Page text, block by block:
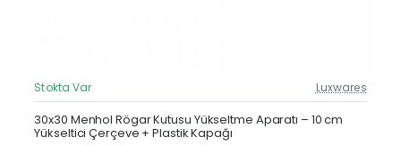
Güncel Fiyat
Yeni Ürün
Stokta Var Luxwares
30x30 Menhol Rögar Kutusu Yükseltme Aparatı – 10 cm
Yükseltici Çerçeve + Plastik Kapağı